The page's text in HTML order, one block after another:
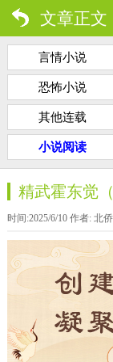
文章正文
言情小说
恐怖小说
其他连载
小说阅读
精武霍东觉（
时间:2025/6/10 作者: 北